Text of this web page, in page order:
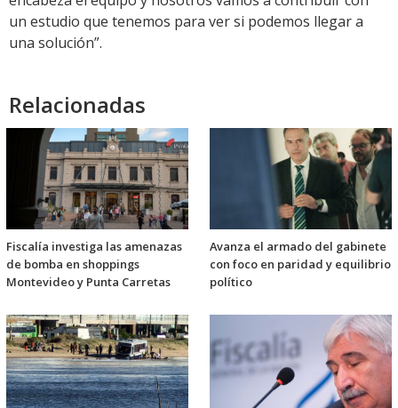
un estudio que tenemos para ver si podemos llegar a
una solución”.
Relacionadas
Fiscalía investiga las amenazas
de bomba en shoppings
Montevideo y Punta Carretas
Avanza el armado del gabinete
con foco en paridad y equilibrio
político